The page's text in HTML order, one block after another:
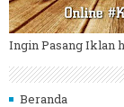
Ingin Pasang Iklan
Beranda